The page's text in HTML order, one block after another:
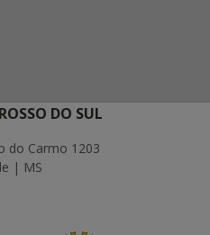
DO SUL
do Carmo 1203
| MS